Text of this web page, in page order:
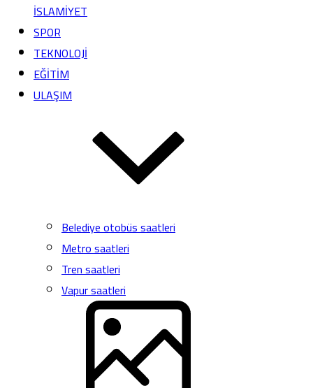
İSLAMİYET
SPOR
TEKNOLOJİ
EĞİTİM
ULAŞIM
Belediye otobüs saatleri
Metro saatleri
Tren saatleri
Vapur saatleri